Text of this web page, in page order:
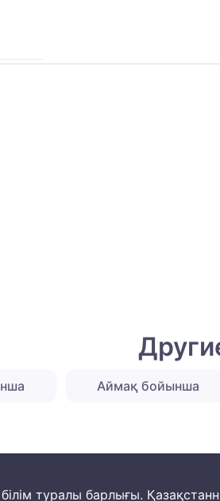
Аймақ бойынша
туралы барлығы.